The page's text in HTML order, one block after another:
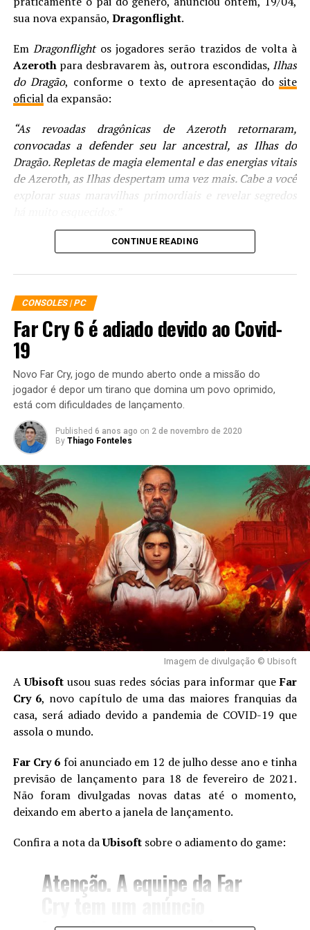
sua nova expansão, Dragonflight.
EmDragonflightos jogadores serão trazidos de volta à
Azerothpara desbravarem às, outrora escondidas, Ilhas
do Dragão, conforme o texto de apresentação do site
oficialda expansão:
“As revoadas dragônicas de Azeroth retornaram,
convocadas a defender seu lar ancestral, as Ilhas do
Dragão. Repletas de magia elemental e das energias vitais
de Azeroth, as Ilhas despertam uma vez mais. Cabe a você
explorar suas maravilhas primordiais e revelar segredos
No trailer cinemático acima somos apresentados pela
primeira vez aos territórios daIlhas do Dragão, um
arquipélago que foi escondido há 10.ooo anos, quando a
Legião Ardente atacou Azeroth pela primeira vez. No
vídeo, pelo que podemos entender, temos a narração de
Alexstrasza, aRainha dos Dragões, antigoAspectoda
Vida, relatando sobre o momento em que as Revoadas
Dracônicas decidem deixar seu lar para salvar Azeroth e
pedem aos Vigias que “desliguem” oFarol de Tyr, para
esconder sua casa até que Azeroth esteja salva.
– Teoria | Qual o plano de Sylvana Correventos em
‘World of Warcraft’?
– World of Warcraft dá adeus ao ‘Battle Chest’ e passa a
cobrar apenas a mensalidade para jogar até o LvL 110
Além da cinemática de lançamento da expansão, foi
lançado um “Deep Dive” (algo como
Mergulho Profundo
que é um bate-papo entre alguns desenvolvedores
apresentando as novidades da versão 10.0 do jogo:
CONTINUE READING
CONSOLES | PC
Far Cry 6 é adiado devido ao Covid-
19
Novo Far Cry, jogo de mundo aberto onde a missão do
jogador é depor um tirano que domina um povo oprimido,
está com dificuldades de lançamento.
Published 6 anos ago on 2 de novembro de 2020
By Thiago Fonteles
Imagem de divulgação © Ubisoft
AUbisoftusou suas redes sócias para informar queFar
Cry 6, novo capítulo de uma das maiores franquias da
casa, será adiado devido a pandemia de COVID-19 que
assola o mundo.
Far Cry 6 foi anunciado em 12 de julho desse ano e tinha
previsão de lançamento para 18 de fevereiro de 2021.
Não foram divulgadas novas datas até o momento,
deixando em aberto a janela de lançamento.
Confira a nota daUbisoftsobre o adiamento do game:
Atenção. A equipe da Far